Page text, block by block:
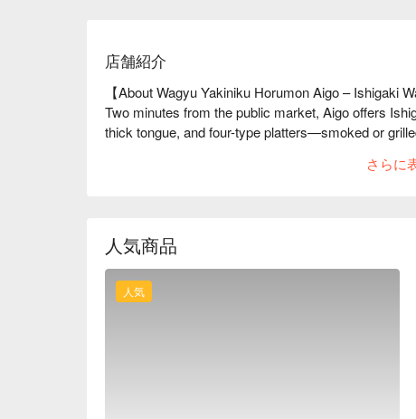
店舗紹介
【About Wagyu Yakiniku Horumon Aigo – Ishigaki
Two minutes from the public market, Aigo offers
thick tongue, and four-type platters—smoked or
さらに
人気商品
人気